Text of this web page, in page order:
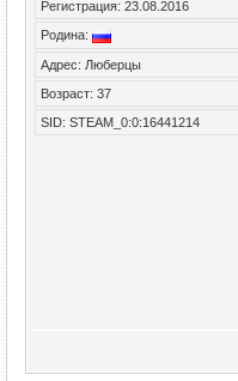
Регистрация: 23.08.2016
Родина:
Адрес: Люберцы
Возраст: 37
SID: STEAM_0:0:16441214